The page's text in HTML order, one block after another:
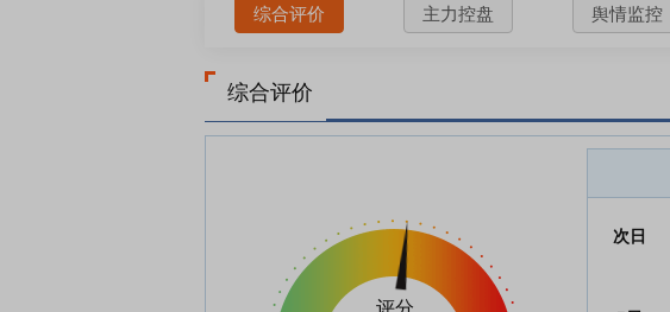
综合评价 主力控盘 舆情监控
综合评价
评分
次日